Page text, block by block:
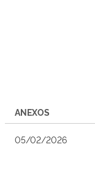
ANEXOS
05/02/2026